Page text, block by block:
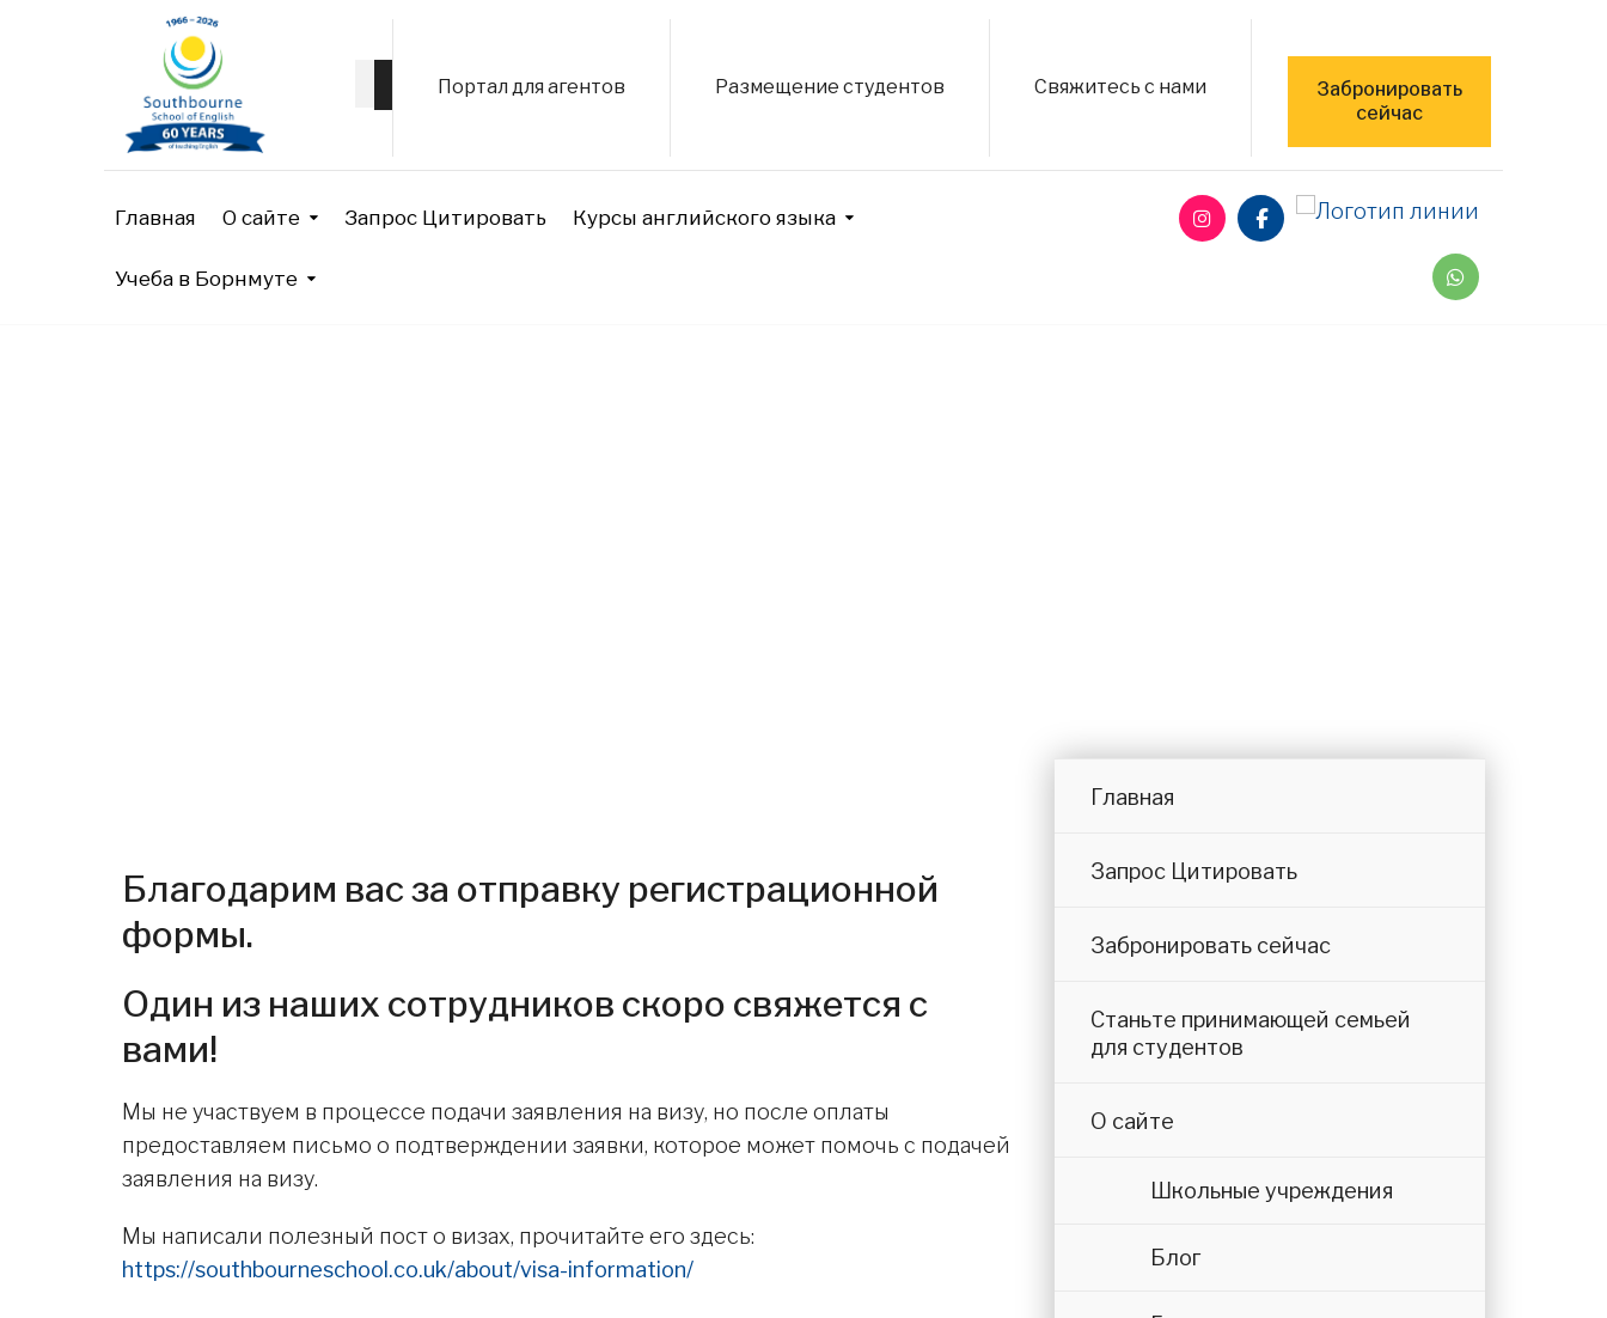
Портал для агентов Размещение студентов Свяжитесь с нами
Забронировать
сейчас
Главная О сайте Запрос Цитировать Курсы английского языка
Учеба в Борнмуте
Благодарим вас за отправку регистрационной
формы.
Один из наших сотрудников скоро свяжется с
вами!
Мы не участвуем в процессе подачи заявления на визу, но после оплаты
предоставляем письмо о подтверждении заявки, которое может помочь с подачей
заявления на визу.
Мы написали полезный пост о визах, прочитайте его здесь:
https://southbourneschool.co.uk/about/visa-information/
Главная
Запрос Цитировать
Забронировать сейчас
Станьте принимающей семьей
для студентов
О сайте
Школьные учреждения
Блог